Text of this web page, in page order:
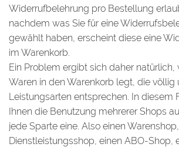
Widerrufbelehrung pro Bestellung
nachdem was Sie für eine
gewählt haben, erscheint diese eine
im Warenkorb.
Ein Problem ergibt sich daher natürlich,
Waren in den Warenkorb legt, die völlig
Leistungsarten entsprechen. In diesem
Ihnen die Benutzung mehrerer Shops
jede Sparte eine. Also einen
Dienstleistungsshop, einen ABO-Shop,